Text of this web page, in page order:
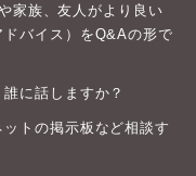
家族、友人がより良い
バイス）をQ&Aの形で
に話しますか？
トの掲示板など相談す